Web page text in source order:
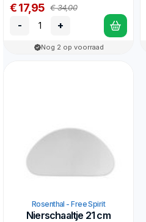
€ 17,95 € 34,00
- +
Nog 2 op voorraad
Rosenthal - Free Spirit
Nierschaaltje 21 cm